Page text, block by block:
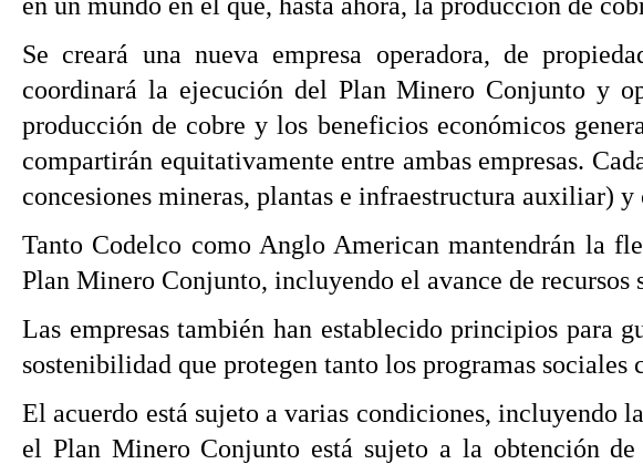
Se creará una nueva empresa operadora, de
coordinará la ejecución del Plan Minero Conjunto y
producción de cobre y los beneficios económicos
compartirán equitativamente entre ambas empresas.
concesiones mineras, plantas e infraestructura auxiliar)
Tanto Codelco como Anglo American mantendrán la
Plan Minero Conjunto, incluyendo el avance de recursos
Las empresas también han establecido principios
sostenibilidad que protegen tanto los programas
El acuerdo está sujeto a varias condiciones, incluyendo
el Plan Minero Conjunto está sujeto a la obtención de